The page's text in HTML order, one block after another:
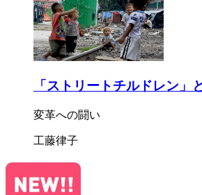
「ストリートチルドレン
変革への闘い
工藤律子